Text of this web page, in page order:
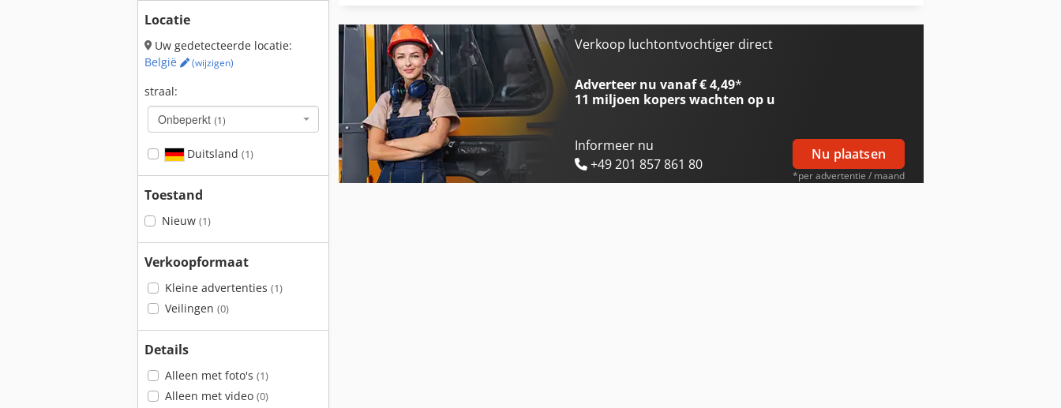
Locatie
Uw gedetecteerde locatie:
België
(wijzigen)
straal:
Onbeperkt (1)
Duitsland (1)
Toestand
Nieuw (1)
Verkoopformaat
Kleine advertenties (1)
Veilingen (0)
Details
Alleen met foto's (1)
Alleen met video (0)
International 433
International 453
International 743
International 824
Verkoop luchtontvochtiger direct
Adverteer nu vanaf € 4,49*
11 miljoen koperswachten op u
Informeer nu
+49 201 857 861 80
Nu plaatsen
*per advertentie / maand